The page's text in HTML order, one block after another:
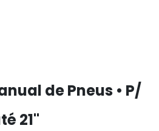
de Pneus • P/
21"